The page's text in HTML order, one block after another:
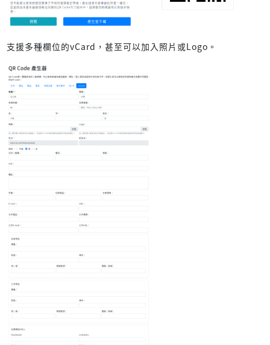
支援多種欄位的vCard，甚至可以加入照片或Logo。